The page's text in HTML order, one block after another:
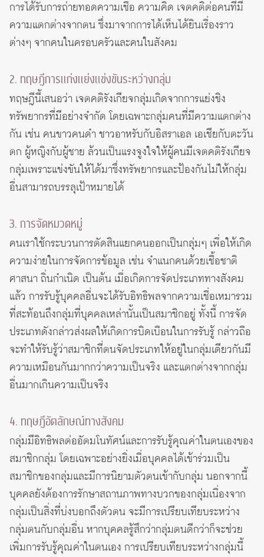
การได้รับการถ่ายทอดความเชื่อ ความคิด เจตคติต่อคนที่มี
ความแตกต่างจากตน ซึ่งมาจากการได้เห็นได้ยินเรื่องราว
ต่างๆ จากคนในครอบครัวและคนในสังคม
2. ทฤษฎีการแก่งแย่งแข่งขันระหว่างกลุ่ม
ทฤษฎีนี้เสนอว่า เจตคติรังเกียจกลุ่มเกิดจากการแย่งชิง
ทรัพยากรที่มีอย่างจำกัด โดยเฉพาะกลุ่มคนที่มีความแตกต่าง
กัน เช่น คนขาวคนดำ ชาวอาหรับกับอิสราเอล เอเชียกับตะวัน
ตก ผู้หญิงกับผู้ชาย ล้วนเป็นแรงจูงใจให้ผู้คนมีเจตคติรังเกียจ
กลุ่มเพราะแข่งขันให้ได้มาซึ่งทรัพยากรและป้องกันไม่ให้กลุ่ม
อื่นสามารถบรรลุเป้าหมายได้
3. การจัดหมวดหมู่
คนเราใช้กระบวนการตัดสินแยกคนออกเป็นกลุ่มๆ เพื่อให้เกิด
ความง่ายในการจัดการข้อมูล เช่น จำแนกคนด้วยเชื้อชาติ
ศาสนา ถิ่นกำเนิด เป็นต้น เมื่อเกิดการจัดประเภททางสังคม
แล้ว การรับรู้บุคคลอื่นจะได้รับอิทธิพลจากความเชื่อเหมารวม
ที่สะท้อนถึงกลุ่มที่บุคคลเหล่านั้นเป็นสมาชิกอยู่ ทั้งนี้ การจัด
ประเภทดังกล่าวส่งผลให้เกิดการบิดเบือนในการรับรู้ กล่าวถือ
จะทำให้รับรู้ว่าสมาชิกที่ตนจัดประเภทให้อยู่ในกลุ่มเดียวกันมี
ความเหมือนกันมากกว่าความเป็นจริง และแตกต่างจากกลุ่ม
อื่นมากเกินความเป็นจริง
4. ทฤษฎีอัตลักษณ์ทางสังคม
กลุ่มมีอิทธิพลต่ออัตมโนทัศน์และการรับรู้คุณค่าในตนเองของ
สมาชิกกลุ่ม โดยเฉพาะอย่างยิ่งเมื่อบุคคลได้เข้าร่วมเป็น
สมาชิกของกลุ่มและมีการนิยามตัวตนเข้ากับกลุ่ม นอกจากนี้
บุคคลยังต้องการรักษาสถานภาพทางบวกของกลุ่มเนื่องจาก
กลุ่มเป็นสิ่งที่บ่งบอกถึงตัวตน จะมีการเปรียบเทียบระหว่าง
กลุ่มตนกับกลุ่มอื่น หากบุคคลรู้สึกว่ากลุ่มตนดีกว่าก็จะช่วย
เพิ่มการรับรู้คุณค่าในตนเอง การเปรียบเทียบระหว่างกลุ่มนี้